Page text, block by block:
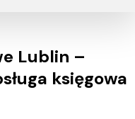
Lublin –
księgowa